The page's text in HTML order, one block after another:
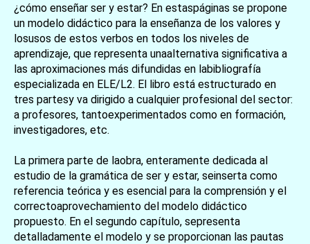
¿cómo enseñar ser y estar? En estaspáginas se propone
un modelo didáctico para la enseñanza de los valores y
losusos de estos verbos en todos los niveles de
aprendizaje, que representa unaalternativa significativa a
las aproximaciones más difundidas en labibliografía
especializada en ELE/L2. El libro está estructurado en
tres partesy va dirigido a cualquier profesional del sector:
a profesores, tantoexperimentados como en formación,
investigadores, etc.
La primera parte de laobra, enteramente dedicada al
estudio de la gramática de ser y estar, seinserta como
referencia teórica y es esencial para la comprensión y el
correctoaprovechamiento del modelo didáctico
propuesto. En el segundo capítulo, sepresenta
detalladamente el modelo y se proporcionan las pautas